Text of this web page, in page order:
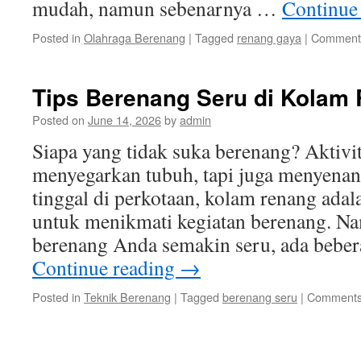
mudah, namun sebenarnya …
Posted in Olahraga Berenang | Tagged renang gaya |
Tips Berenang Seru di Kolam
Posted on June 14, 2026byadmin
Siapa yang tidak suka berenang?
menyegarkan tubuh, tapi juga
tinggal di perkotaan, kolam renang
untuk menikmati kegiatan berenang.
berenang Anda semakin seru, ada
Continue reading →
Posted in Teknik Berenang | Tagged berenang seru |